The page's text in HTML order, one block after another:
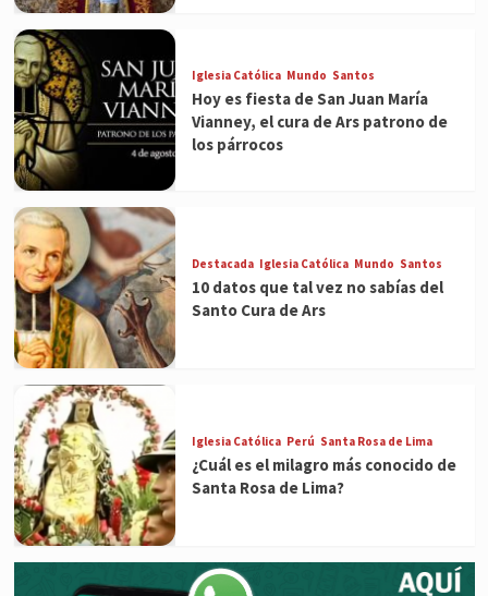
Iglesia Católica Mundo Santos
Hoy es fiesta de San Juan María
Vianney, el cura de Ars patrono de
los párrocos
Destacada Iglesia Católica Mundo Santos
10 datos que tal vez no sabías del
Santo Cura de Ars
Iglesia Católica Perú Santa Rosa de Lima
¿Cuál es el milagro más conocido de
Santa Rosa de Lima?